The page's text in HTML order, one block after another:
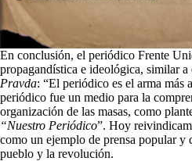
En conclusión, el periódico Frente
propagandística e ideológica, similar
Pravda: “El periódico es el arma más
periódico fue un medio para la
organización de las masas, como
“Nuestro Periódico”. Hoy
como un ejemplo de prensa popular y
pueblo y la revolución.